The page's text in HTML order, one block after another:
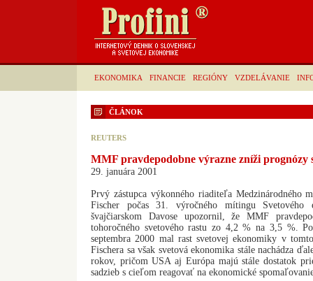
EKONOMIKA FINANCIE REGIÓNY VZDELÁVANIE
ČLÁNOK
REUTERS
MMF pravdepodobne výrazne zníži prognózy
29. januára 2001
Prvý zástupca výkonného riaditeľa Medzinárodného
Fischer počas 31. výročného mítingu
švajčiarskom Davose upozornil, že MMF
tohoročného svetového rastu zo 4,2 % na 3,5 %.
septembra 2000 mal rast svetovej ekonomiky v
Fischera sa však svetová ekonomika stále nachádza
rokov, pričom USA aj Európa majú stále dostatok
sadzieb s cieľom reagovať na ekonomické